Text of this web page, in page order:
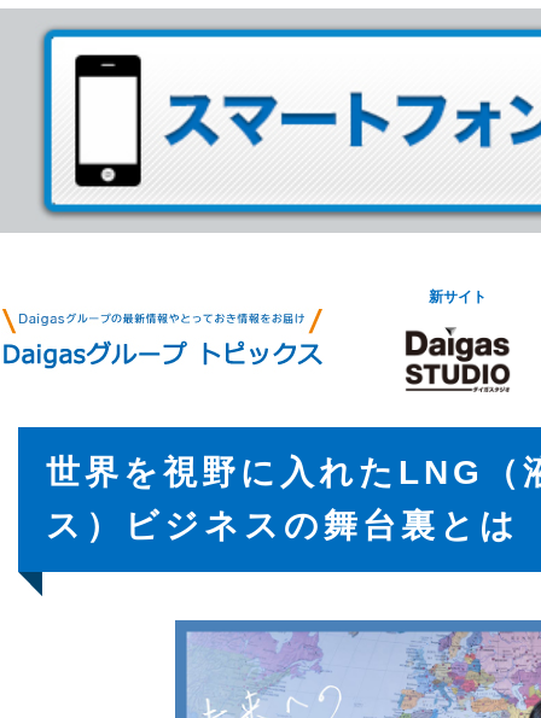
新サイト
世界を視野に入れたLNG（
ス）ビジネスの舞台裏とは